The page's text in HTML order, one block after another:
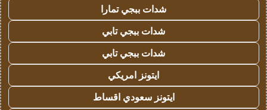
شدات ببجي تمارا
شدات ببجي تابي
شدات ببجي تابي
ايتونز امريكي
ايتونز سعودي اقساط